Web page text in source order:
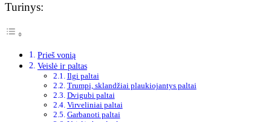
Turinys:
Prieš vonią
Veislė ir paltas
Ilgi paltai
Trumpi, sklandžiai plaukiojantys paltai
Dvigubi paltai
Virveliniai paltai
Garbanoti paltai